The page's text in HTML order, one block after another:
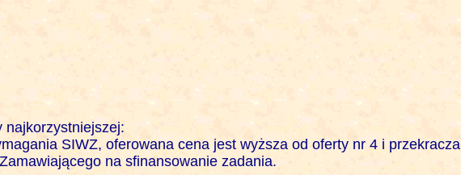
najkorzystniejszej:
SIWZ, oferowana cena jest wyższa od oferty nr 4 i przekracza
na sfinansowanie zadania.